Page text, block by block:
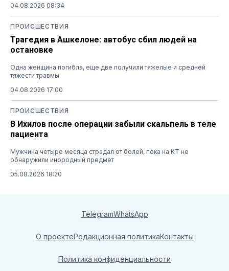
04.08.2026 08:34
ПРОИСШЕСТВИЯ
Трагедия в Ашкелоне: автобус сбил людей на
остановке
Одна женщина погибла, еще две получили тяжелые и средней
тяжести травмы
04.08.2026 17:00
ПРОИСШЕСТВИЯ
В Ихилов после операции забыли скальпель в теле
пациента
Мужчина четыре месяца страдал от болей, пока на КТ не
обнаружили инородный предмет
05.08.2026 18:20
TelegramWhatsApp
О проектеРедакционная политикаКонтакты
Политика конфиденциальности